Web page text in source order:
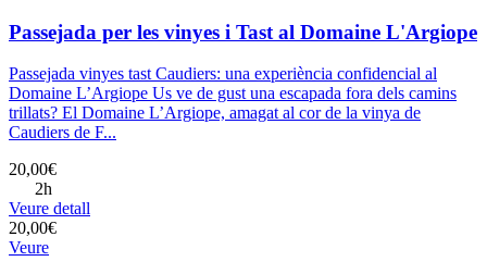
Passejada per les vinyes i Tast al Domaine L'Argiope
Passejada vinyes tast Caudiers: una experiència confidencial al
Domaine L’Argiope Us ve de gust una escapada fora dels camins
trillats? El Domaine L’Argiope, amagat al cor de la vinya de
Caudiers de F...
20,00€
2h
Veure detall
20,00€
Veure